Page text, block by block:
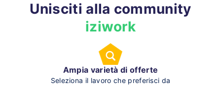
Unisciti alla community
iziwork
Ampia varietà di offerte
Seleziona il lavoro che preferisci da